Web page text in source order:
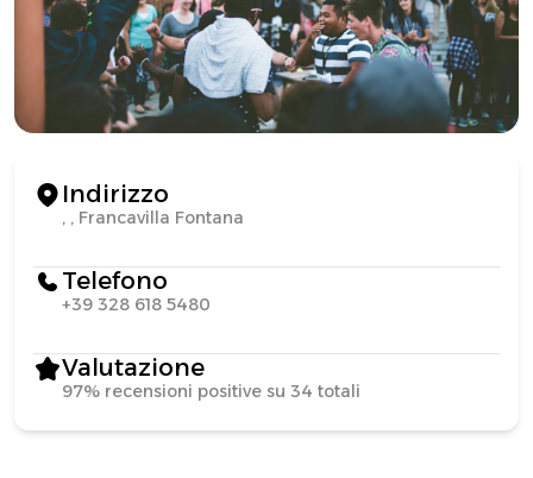
Indirizzo
, , Francavilla Fontana
Telefono
+39 328 618 5480
Valutazione
97% recensioni positive su 34 totali